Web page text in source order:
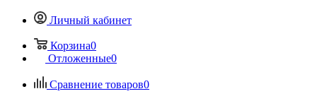
Личный кабинет
Корзина0
Отложенные0
Сравнение товаров0